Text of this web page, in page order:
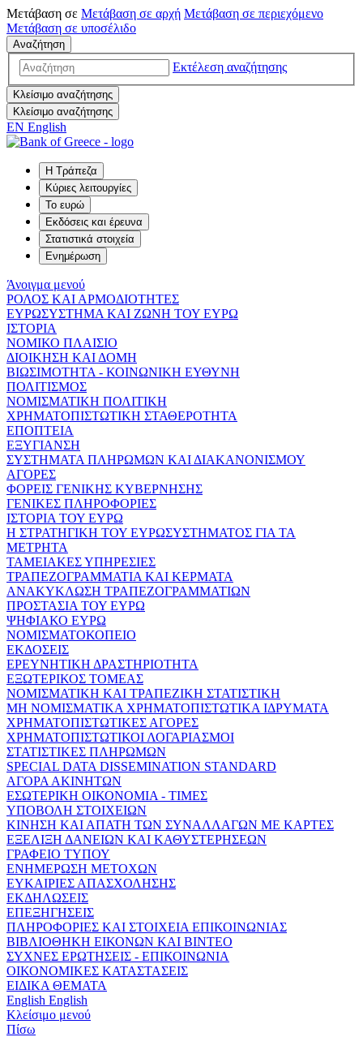
Μετάβαση σε Μετάβαση σε αρχή Μετάβαση σε περιεχόμενο
Μετάβαση σε υποσέλιδο
Αναζήτηση
Εκτέλεση αναζήτησης
Κλείσιμο αναζήτησης
Κλείσιμο αναζήτησης
EN English
Η Τράπεζα
Κύριες λειτουργίες
Το ευρώ
Εκδόσεις και έρευνα
Στατιστικά στοιχεία
Ενημέρωση
Άνοιγμα μενού
ΡΟΛΟΣ ΚΑΙ ΑΡΜΟΔΙΟΤΗΤΕΣ
ΕΥΡΩΣΥΣΤΗΜΑ ΚΑΙ ΖΩΝΗ ΤΟΥ ΕΥΡΩ
ΙΣΤΟΡΙΑ
ΝΟΜΙΚΟ ΠΛΑΙΣΙΟ
ΔΙΟΙΚΗΣΗ ΚΑΙ ΔΟΜΗ
ΒΙΩΣΙΜΟΤΗΤΑ - ΚΟΙΝΩΝΙΚΗ ΕΥΘΥΝΗ
ΠΟΛΙΤΙΣΜΟΣ
ΝΟΜΙΣΜΑΤΙΚΗ ΠΟΛΙΤΙΚΗ
ΧΡΗΜΑΤΟΠΙΣΤΩΤΙΚΗ ΣΤΑΘΕΡΟΤΗΤΑ
ΕΠΟΠΤΕΙΑ
ΕΞΥΓΙΑΝΣΗ
ΣΥΣΤΗΜΑΤΑ ΠΛΗΡΩΜΩΝ ΚΑΙ ΔΙΑΚΑΝΟΝΙΣΜΟΥ
ΑΓΟΡΕΣ
ΦΟΡΕΙΣ ΓΕΝΙΚΗΣ ΚΥΒΕΡΝΗΣΗΣ
ΓΕΝΙΚΕΣ ΠΛΗΡΟΦΟΡΙΕΣ
ΙΣΤΟΡΙΑ ΤΟΥ ΕΥΡΩ
Η ΣΤΡΑΤΗΓΙΚΗ ΤΟΥ ΕΥΡΩΣΥΣΤΗΜΑΤΟΣ ΓΙΑ ΤΑ
ΜΕΤΡΗΤΑ
ΤΑΜΕΙΑΚΕΣ ΥΠΗΡΕΣΙΕΣ
ΤΡΑΠΕΖΟΓΡΑΜΜΑΤΙΑ ΚΑΙ ΚΕΡΜΑΤΑ
ΑΝΑΚΥΚΛΩΣΗ ΤΡΑΠΕΖΟΓΡΑΜΜΑΤΙΩΝ
ΠΡΟΣΤΑΣΙΑ ΤΟΥ ΕΥΡΩ
ΨΗΦΙΑΚΟ ΕΥΡΩ
ΝΟΜΙΣΜΑΤΟΚΟΠΕΙΟ
ΕΚΔΟΣΕΙΣ
ΕΡΕΥΝΗΤΙΚΗ ΔΡΑΣΤΗΡΙΟΤΗΤΑ
ΕΞΩΤΕΡΙΚΟΣ ΤΟΜΕΑΣ
ΝΟΜΙΣΜΑΤΙΚΗ ΚΑΙ ΤΡΑΠΕΖΙΚΗ ΣΤΑΤΙΣΤΙΚΗ
ΜΗ ΝΟΜΙΣΜΑΤΙΚΑ ΧΡΗΜΑΤΟΠΙΣΤΩΤΙΚΑ ΙΔΡΥΜΑΤΑ
ΧΡΗΜΑΤΟΠΙΣΤΩΤΙΚΕΣ ΑΓΟΡΕΣ
ΧΡΗΜΑΤΟΠΙΣΤΩΤΙΚΟΙ ΛΟΓΑΡΙΑΣΜΟΙ
ΣΤΑΤΙΣΤΙΚΕΣ ΠΛΗΡΩΜΩΝ
SPECIAL DATA DISSEMINATION STANDARD
ΑΓΟΡΑ ΑΚΙΝΗΤΩΝ
ΕΣΩΤΕΡΙΚΗ ΟΙΚΟΝΟΜΙΑ - ΤΙΜΕΣ
ΥΠΟΒΟΛΗ ΣΤΟΙΧΕΙΩΝ
ΚΙΝΗΣΗ ΚΑΙ ΑΠΑΤΗ ΤΩΝ ΣΥΝΑΛΛΑΓΩΝ ΜΕ ΚΑΡΤΕΣ
ΕΞΕΛΙΞΗ ΔΑΝΕΙΩΝ ΚΑΙ ΚΑΘΥΣΤΕΡΗΣΕΩΝ
ΓΡΑΦΕΙΟ ΤΥΠΟΥ
ΕΝΗΜΕΡΩΣΗ ΜΕΤΟΧΩΝ
ΕΥΚΑΙΡΙΕΣ ΑΠΑΣΧΟΛΗΣΗΣ
ΕΚΔΗΛΩΣΕΙΣ
ΕΠΕΞΗΓΗΣΕΙΣ
ΠΛΗΡΟΦΟΡΙΕΣ ΚΑΙ ΣΤΟΙΧΕΙΑ ΕΠΙΚΟΙΝΩΝΙΑΣ
ΒΙΒΛΙΟΘΗΚΗ ΕΙΚΟΝΩΝ ΚΑΙ ΒΙΝΤΕΟ
ΣΥΧΝΕΣ ΕΡΩΤΗΣΕΙΣ - ΕΠΙΚΟΙΝΩΝΙΑ
ΟΙΚΟΝΟΜΙΚΕΣ ΚΑΤΑΣΤΑΣΕΙΣ
ΕΙΔΙΚΑ ΘΕΜΑΤΑ
English English
Κλείσιμο μενού
Πίσω